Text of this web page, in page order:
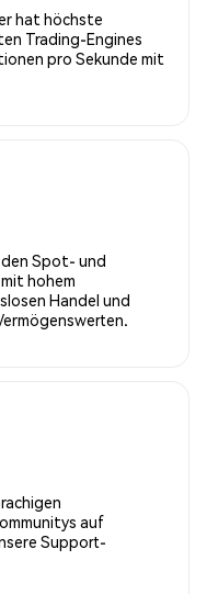
hat höchste
Trading-Engines
pro Sekunde mit
Spot- und
hohem
Handel und
auf
Support-